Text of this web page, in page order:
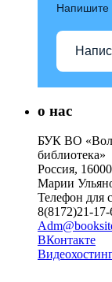
о нас
БУК ВО
библиотека»
Россия,
Марии
Телефон для
8(8172)21-17-
ВКонтакте